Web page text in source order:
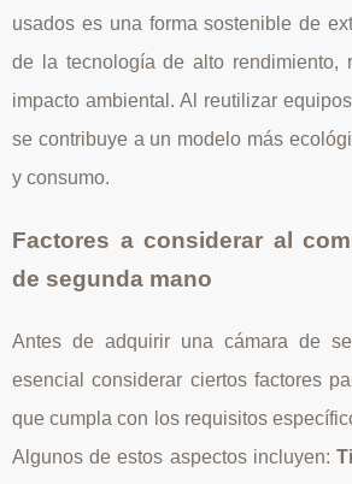
usados es una forma sostenible de
de la tecnología de alto rendimiento,
impacto ambiental. Al reutilizar
se contribuye a un modelo más
y consumo.
Factores a considerar al
de segunda mano
Antes de adquirir una cámara de
esencial considerar ciertos factores
que cumpla con los requisitos
Algunos de estos aspectos incluyen: